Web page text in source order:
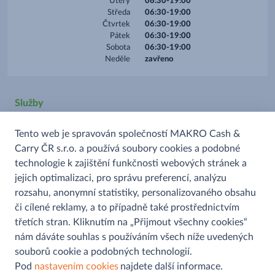
Středa
Čtvrtek
Pátek
Sobota
Neděle
06:30-19:00
06:30-19:00
06:30-19:00
06:30-19:00
zavřeno
Služby
Platba kartou
Prodej alkoholu
Prodej uzenin
Tento web je spravován společností MAKRO Cash &
Carry ČR s.r.o. a používá soubory cookies a podobné
technologie k zajištění funkčnosti webových stránek a
jejich optimalizaci, pro správu preferencí, analýzu
rozsahu, anonymní statistiky, personalizovaného obsahu
či cílené reklamy, a to případně také prostřednictvím
třetích stran. Kliknutím na „Přijmout všechny cookies“
nám dáváte souhlas s používáním všech níže uvedených
souborů cookie a podobných technologií.
Pod nastavením cookies najdete další informace.
Pomoc a informace